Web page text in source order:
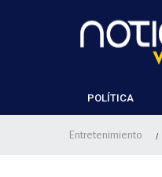
POLÍTICA
Entretenimiento /